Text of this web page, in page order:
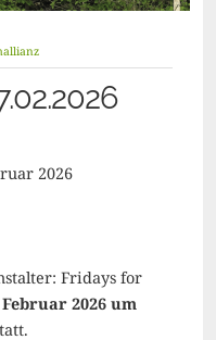
2026
Fridays for
2026 um